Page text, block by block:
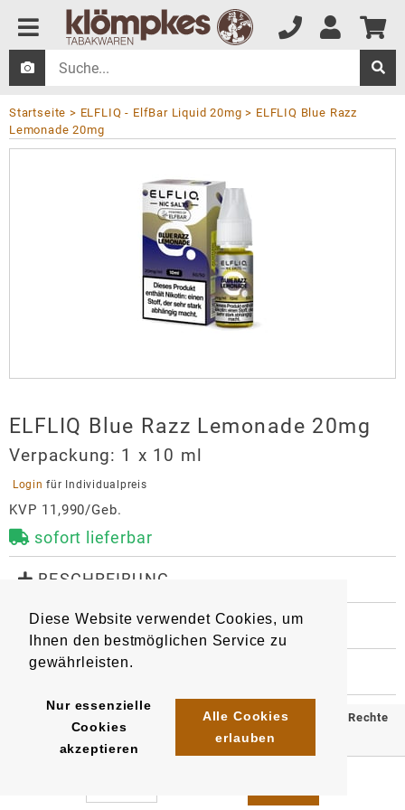
Diese Website verwendet Cookies, um
Ihnen den bestmöglichen Service zu
gewährleisten.
Nur essenzielle
Cookies
akzeptieren
Alle Cookies
erlauben
Startseite ELFLIQ - ElfBar Liquid 20mg
ELFLIQ Blue Razz
Lemonade 20mg
ELFLIQ Blue Razz Lemonade 20mg
Verpackung: 1 x 10 ml
Login für Individualpreis
KVP 11,990/Geb.
sofort lieferbar
BESCHREIBUNG
Geschmack.
Geschmacksrichtung: blaue Himbeere-Zitronen-
Limonade
WEITERE INFORMATIONEN
Artikel: 9159 EAN/Gebinde1
4895261110096 4895261128350
HERSTELLER
ELFLIQ Blue Razz Lemonade 20mg
Importeur
InnoCigs GmbH & Co. KG
Hamburg
© 2025 Klömpkes Heinrich Inh. Marion Winkels e.K. Alle Rechte
vorbehalten.